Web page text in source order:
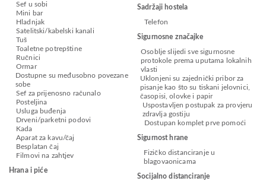
Sef u sobi
Mini bar
Hladnjak
Satelitski/kabelski kanali
Tuš
Toaletne potrepštine
Ručnici
Ormar
Dostupne su međusobno povezane
sobe
Sef za prijenosno računalo
Posteljina
Usluga buđenja
Drveni/parketni podovi
Kada
Aparat za kavu/čaj
Besplatan čaj
Filmovi na zahtjev
Hrana i piće
Sadržaji hostela
Telefon
Sigurnosne značajke
Osoblje slijedi sve sigurnosne
protokole prema uputama lokalnih
vlasti
Uklonjeni su zajednički pribor za
pisanje kao što su tiskani jelovnici,
časopisi, olovke i papir
Uspostavljen postupak za provjeru
zdravlja gostiju
Dostupan komplet prve pomoći
Sigurnost hrane
Fizičko distanciranje u
blagovaonicama
Socijalno distanciranje